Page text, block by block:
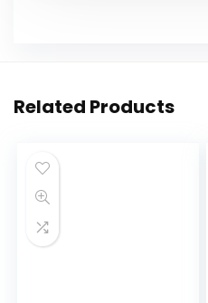
Related Products